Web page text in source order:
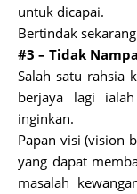
untuk dicapai.
Bertindak
#3 – Tidak
Salah satu rahsia
berjaya lagi
inginkan.
Papan visi (vision
yang dapat
masalah